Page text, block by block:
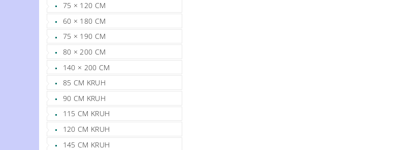
75 × 120 CM
60 × 180 CM
75 × 190 CM
80 × 200 CM
140 × 200 CM
85 CM KRUH
90 CM KRUH
115 CM KRUH
120 CM KRUH
145 CM KRUH